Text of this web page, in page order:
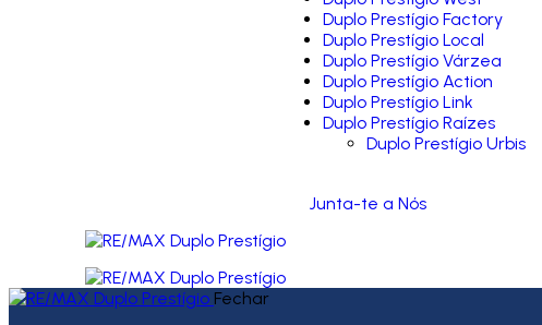
Duplo Prestígio Factory
Duplo Prestígio Local
Duplo Prestígio Várzea
Duplo Prestígio Action
Duplo Prestígio Link
Duplo Prestígio Raízes
Duplo Prestígio Urbis
Junta-te a Nós
Fechar